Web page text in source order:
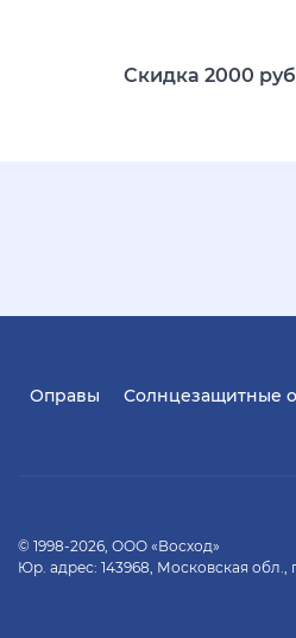
Скидка 2000
Оправы Солнцезащитные
© 1998-2026, ООО «Восход»
Юр. адрес: 143968, Московская обл.,